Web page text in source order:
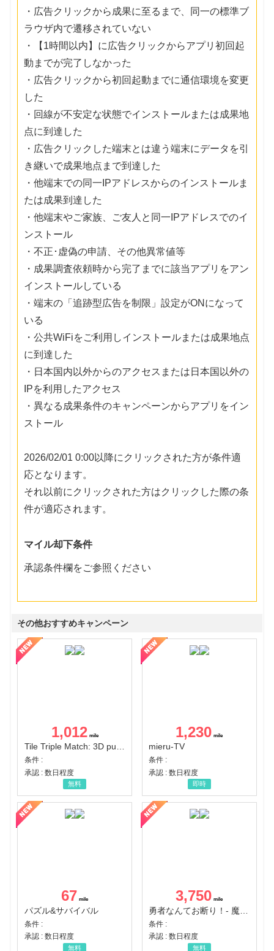
・広告クリックから成果に至るまで、同一の標準ブ
ラウザ内で遷移されていない
・【1時間以内】に広告クリックからアプリ初回起
動までが完了しなかった
・広告クリックから初回起動までに通信環境を変更
した
・回線が不安定な状態でインストールまたは成果地
点に到達した
・広告クリックした端末とは違う端末にデータを引
き継いで成果地点まで到達した
・他端末での同一IPアドレスからのインストールま
たは成果到達した
・他端末やご家族、ご友人と同一IPアドレスでのイ
ンストール
・不正･虚偽の申請、その他異常値等
・成果調査依頼時から完了までに該当アプリをアン
インストールしている
・端末の「追跡型広告を制限」設定がONになって
いる
・公共WiFiをご利用しインストールまたは成果地点
に到達した
・日本国内以外からのアクセスまたは日本国以外の
IPを利用したアクセス
・異なる成果条件のキャンペーンからアプリをイン
ストール
2026/02/01 0:00以降にクリックされた方が条件適
応となります。
それ以前にクリックされた方はクリックした際の条
件が適応されます。
マイル却下条件
承認条件欄をご参照ください
その他おすすめキャンペーン
1,012
Tile Triple Match: 3D puzzle
条件 :
承認 : 数日程度
無料
1,230
mieru-TV
条件 :
承認 : 数日程度
即時
67
パズル&サバイバル
条件 :
承認 : 数日程度
無料
3,750
条件 :
承認 : 数日程度
無料